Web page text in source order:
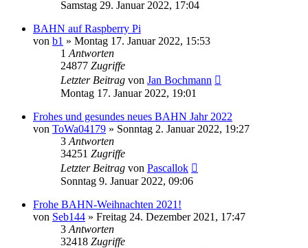
Samstag 29. Januar 2022, 17:04
BAHN auf Raspberry Pi
von b1 » Montag 17. Januar 2022, 15:53
1 Antworten
24877 Zugriffe
Letzter Beitrag von Jan Bochmann
Montag 17. Januar 2022, 19:01
Frohes und gesundes neues BAHN Jahr 2022
von ToWa04179 » Sonntag 2. Januar 2022, 19:27
3 Antworten
34251 Zugriffe
Letzter Beitrag von Pascallok
Sonntag 9. Januar 2022, 09:06
Frohe BAHN-Weihnachten 2021!
von Seb144 » Freitag 24. Dezember 2021, 17:47
3 Antworten
32418 Zugriffe